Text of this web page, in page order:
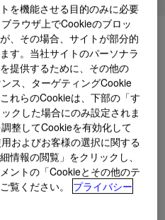
Insulating Glass
トの二次シーラントとし
一成分のシリコーンエラ
グが施されたユニットに
3-0117 は、空気中の水分
柔軟性に優れた高粘度の
。シリコーンシールは化
って物理的性質がほとん
を機能させる目的のみに必要
ラウザ上でCookieのブロッ
、その場合、サイトが部分的
す。当社サイトのパーソナラ
提供するために、その他の
ス、ターゲティングCookie
れらのCookieは、下部の「す
クした場合にのみ設定されま
整してCookieを有効化して
およびお客様の選択に関する
情報の閲覧」をクリックし、
ントの「Cookieとその他のテ
覧ください。
プライバシー